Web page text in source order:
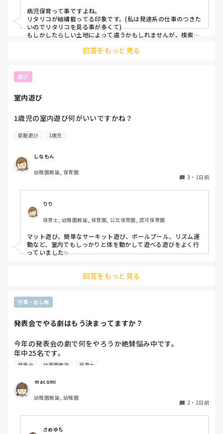
もともと、看護師を目指していたのもあって、、
もちろん医療的なことができないのは
わかっていますが💦
病児保育って事ですよね。
リタリコが結構載ってる印象です。(私は発達系の仕事のつきた
いのでリタリコを見る事が多くて)
もしかしたらしい土地によって違うかもしれませんが、検索し
回答をもっと見る
遊び
室内遊び
1歳児の室内遊び何がいいですかね？
部屋遊び 1歳児
しなもん
幼稚園教諭, 保育園
3 ・ 1日前
りり
保育士, 幼稚園教諭, 保育園, 公立保育園, 認可保育園
マット遊び、簡単なサーキット遊び、ボールプール、リズム運
動など、室内でもしっかりと体を動かして遊べる遊びをよく行
っていました✨
回答をもっと見る
行事・出し物
発表会でやる劇はもう決まってますか？
今年の発表会の劇で何をやろうか絶賛悩み中です。
年中25名です。
過去に「これは子どもたちも楽しんで大成功だった！」「観
ひ教えてほしいです！
発表会 幼稚園教諭 保育士
macomi
幼稚園教諭, 幼稚園
2 ・ 2日前
さめゆち